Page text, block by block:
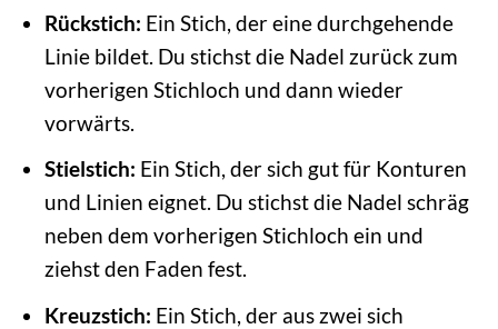
Rückstich: Ein Stich, der eine durchgehende
Linie bildet. Du stichst die Nadel zurück zum
vorherigen Stichloch und dann wieder
vorwärts.
Stielstich: Ein Stich, der sich gut für Konturen
und Linien eignet. Du stichst die Nadel schräg
neben dem vorherigen Stichloch ein und
ziehst den Faden fest.
Kreuzstich: Ein Stich, der aus zwei sich